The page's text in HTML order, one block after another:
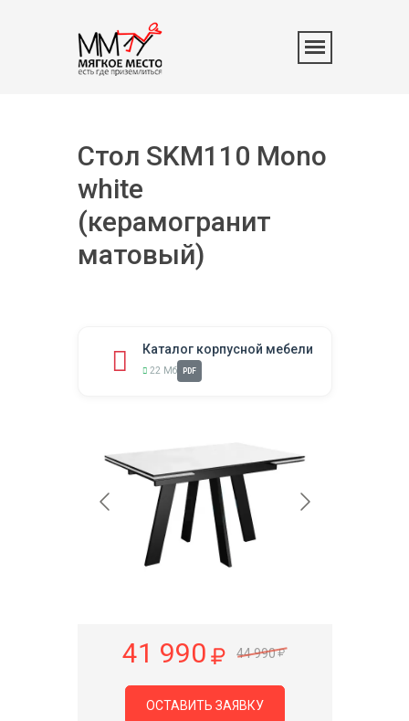
Стол SKM110 Mono
white
(керамогранит
матовый)
Каталог корпусной мебели
22 Мб PDF
41 990 44 990
ОСТАВИТЬ ЗАЯВКУ